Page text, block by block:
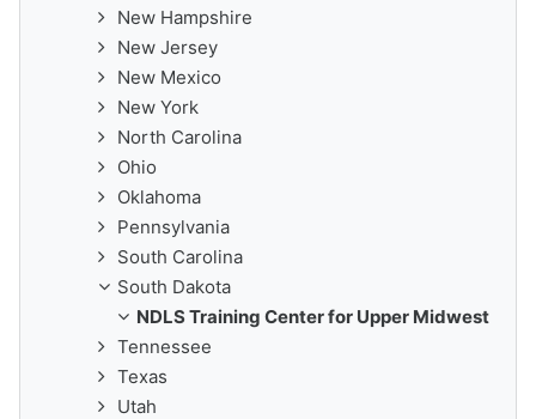
New Hampshire
New Jersey
New Mexico
New York
North Carolina
Ohio
Oklahoma
Pennsylvania
South Carolina
South Dakota
NDLS Training Center for Upper Midwest
Tennessee
Texas
Utah